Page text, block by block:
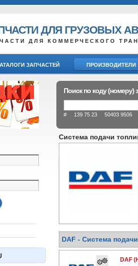
ДЛЯ ГРУЗОВЫХ
ДЛЯ КОММЕРЧЕСКОГО
ЗАПЧАСТЕЙ ПРОИЗВОДИТЕЛИ
Поиск по коду (номеру)
# 139 75 23 50403 9506
Система подачи
DAF - Система
DAF